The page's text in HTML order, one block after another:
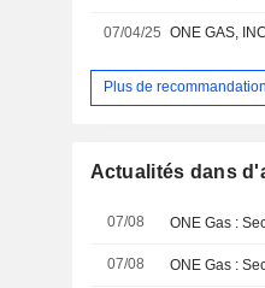
07/04/25 ONE GAS,
Plus de
Actualités dans
07/08 ONE Gas :
07/08